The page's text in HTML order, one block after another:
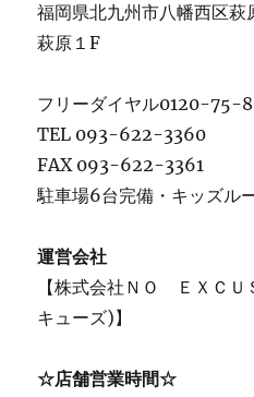
福岡県北九州市八幡西区
萩原１F
フリーダイヤル0120-75-
TEL 093-622-3360
FAX 093-622-3361
駐車場6台完備・キッズル
運営会社
【株式会社ＮＯ ＥＸＣＵ
キューズ)】
☆店舗営業時間☆